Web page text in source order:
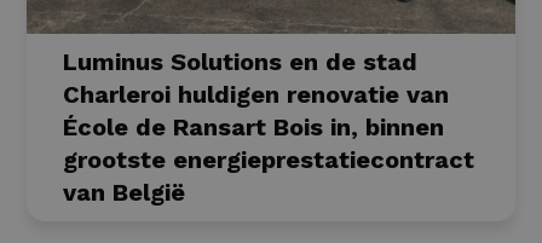
Luminus Solutions en de stad
Charleroi huldigen renovatie van
École de Ransart Bois in, binnen
grootste energieprestatiecontract
van België